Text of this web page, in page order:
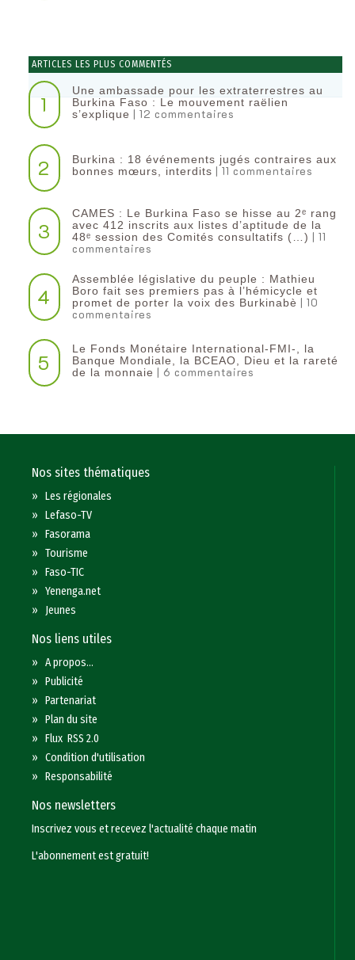
ARTICLES LES PLUS COMMENTÉS
1
Une ambassade pour les extraterrestres au
Burkina Faso : Le mouvement raëlien
s’explique | 12 commentaires
2
Burkina : 18 événements jugés contraires aux
bonnes mœurs, interdits | 11 commentaires
3
CAMES : Le Burkina Faso se hisse au 2ᵉ rang
avec 412 inscrits aux listes d’aptitude de la
48ᵉ session des Comités consultatifs (…) | 11
commentaires
4
Assemblée législative du peuple : Mathieu
Boro fait ses premiers pas à l’hémicycle et
promet de porter la voix des Burkinabè | 10
commentaires
5
Le Fonds Monétaire International-FMI-, la
Banque Mondiale, la BCEAO, Dieu et la rareté
de la monnaie | 6 commentaires
Nos sites thématiques
»Les régionales
»Lefaso-TV
»Fasorama
»Tourisme
»Faso-TIC
»Yenenga.net
» Jeunes
Nos liens utiles
»A propos...
»Publicité
»Partenariat
»Plan du site
»Flux RSS 2.0
»Condition d'utilisation
»Responsabilité
Nos newsletters
Inscrivez vous et recevez l'actualité chaque matin
L'abonnement est gratuit!